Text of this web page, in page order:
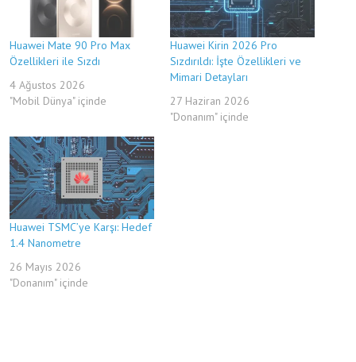
Huawei Mate 90 Pro Max
Özellikleri ile Sızdı
4 Ağustos 2026
"Mobil Dünya" içinde
Huawei Kirin 2026 Pro
Sızdırıldı: İşte Özellikleri ve
Mimari Detayları
27 Haziran 2026
"Donanım" içinde
Huawei TSMC’ye Karşı: Hedef
1.4 Nanometre
26 Mayıs 2026
"Donanım" içinde